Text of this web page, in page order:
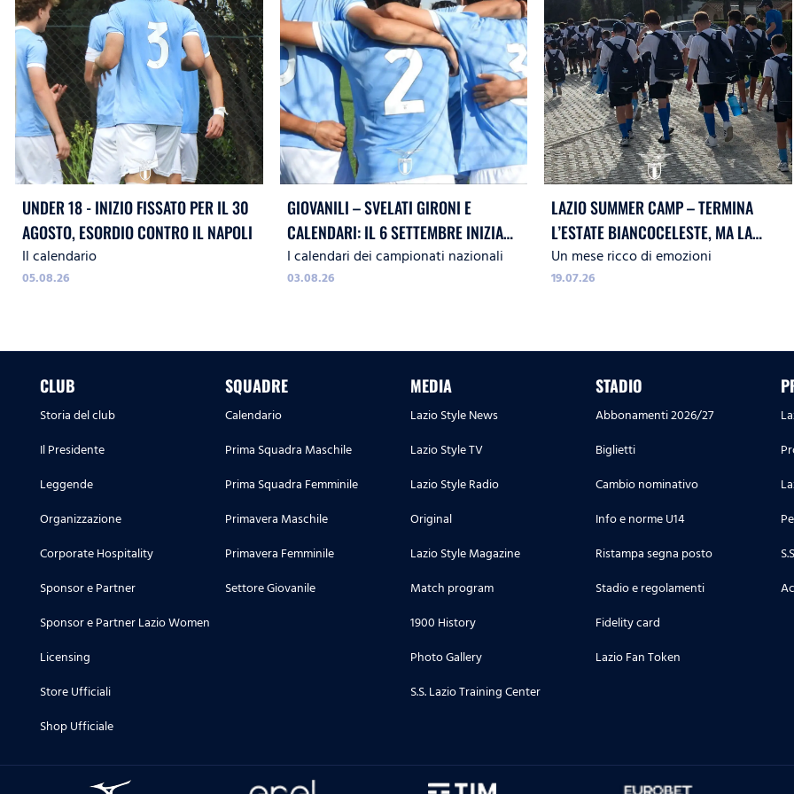
UNDER 18 - INIZIO FISSATO PER IL 30
AGOSTO, ESORDIO CONTRO IL NAPOLI
Il calendario
05.08.26
GIOVANILI – SVELATI GIRONI E
CALENDARI: IL 6 SETTEMBRE INIZIA
LA 17, A SEGUIRE 15 E 16
I calendari dei campionati nazionali
03.08.26
LAZIO SUMMER CAMP – TERMINA
L’ESTATE BIANCOCELESTE, MA LA
PASSIONE NON FINISCE QUA!
Un mese ricco di emozioni
19.07.26
CLUB
Storia del club
Il Presidente
Leggende
Organizzazione
Corporate Hospitality
Sponsor e Partner
Sponsor e Partner Lazio Women
Licensing
Store Ufficiali
Shop Ufficiale
SQUADRE
Calendario
Prima Squadra Maschile
Prima Squadra Femminile
Primavera Maschile
Primavera Femminile
Settore Giovanile
MEDIA
Lazio Style News
Lazio Style TV
Lazio Style Radio
Original
Lazio Style Magazine
Match program
1900 History
Photo Gallery
S.S. Lazio Training Center
STADIO
Abbonamenti 2026/27
Biglietti
Cambio nominativo
Info e norme U14
Ristampa segna posto
Stadio e regolamenti
Fidelity card
Lazio Fan Token